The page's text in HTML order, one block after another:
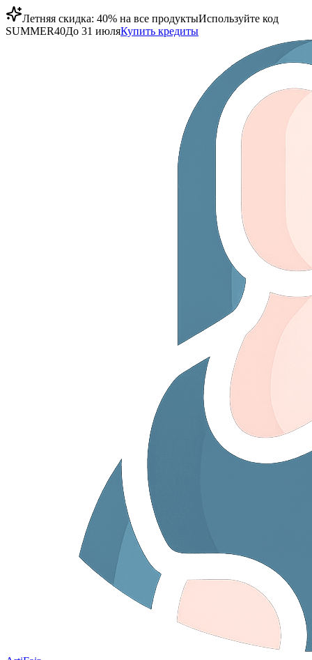
Летняя скидка: 40% на все продуктыИспользуйте код
SUMMER40До 31 июляКупить кредиты